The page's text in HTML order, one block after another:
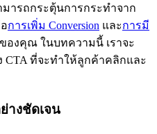
ารถกระตุ้นการกระทำจาก
การเพิ่ม Conversion และการมี
องคุณ ในบทความนี้ เราจะ
CTA ที่จะทำให้ลูกค้าคลิกและ
างชัดเจน